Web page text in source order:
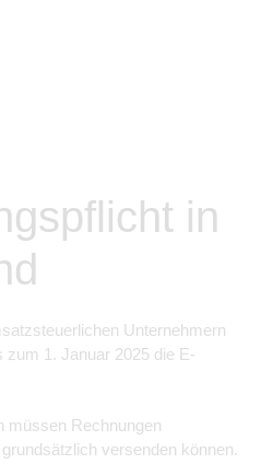
in
Unternehmern
1. Januar 2025 die E-
müssen Rechnungen
versenden können.